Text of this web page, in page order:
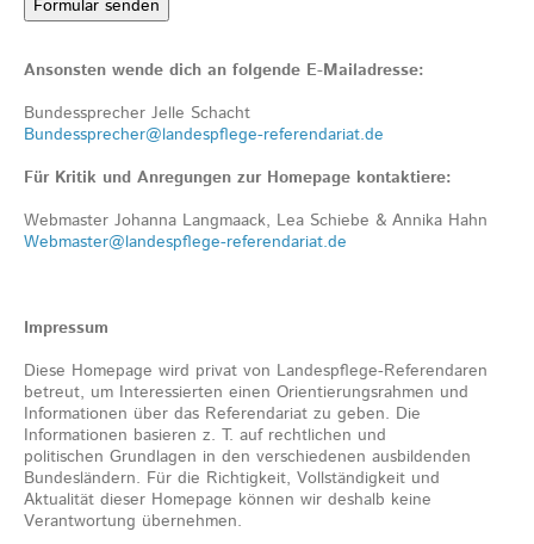
Ansonsten wende dich an folgende E-Mailadresse:
Bundessprecher Jelle Schacht
Bundessprecher@landespflege-referendariat.de
Für Kritik und Anregungen zur Homepage kontaktiere:
Webmaster Johanna Langmaack, Lea Schiebe & Annika Hahn
Webmaster@landespflege-referendariat.de
Impressum
Diese Homepage wird privat von Landespflege-Referendaren
betreut, um Interessierten einen Orientierungsrahmen und
Informationen über das Referendariat zu geben. Die
Informationen basieren z. T. auf rechtlichen und
politischen Grundlagen in den verschiedenen ausbildenden
Bundesländern. Für die Richtigkeit, Vollständigkeit und
Aktualität dieser Homepage können wir deshalb keine
Verantwortung übernehmen.